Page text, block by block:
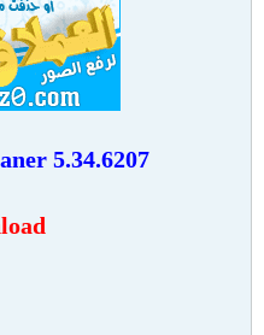
5.34.6207